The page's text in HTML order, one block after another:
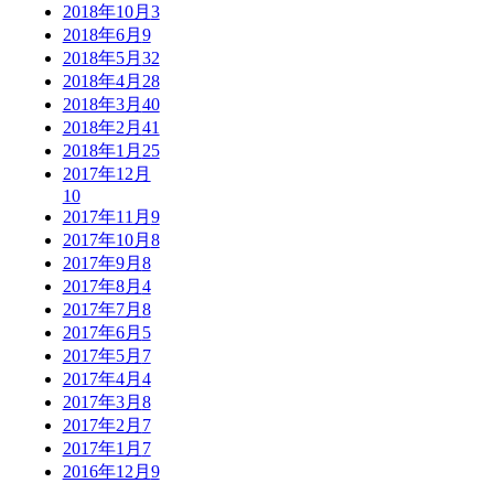
2018年10月 3
2018年6月 9
2018年5月 32
2018年4月 28
2018年3月 40
2018年2月 41
2018年1月 25
2017年12月
10
2017年11月 9
2017年10月 8
2017年9月 8
2017年8月 4
2017年7月 8
2017年6月 5
2017年5月 7
2017年4月 4
2017年3月 8
2017年2月 7
2017年1月 7
2016年12月 9